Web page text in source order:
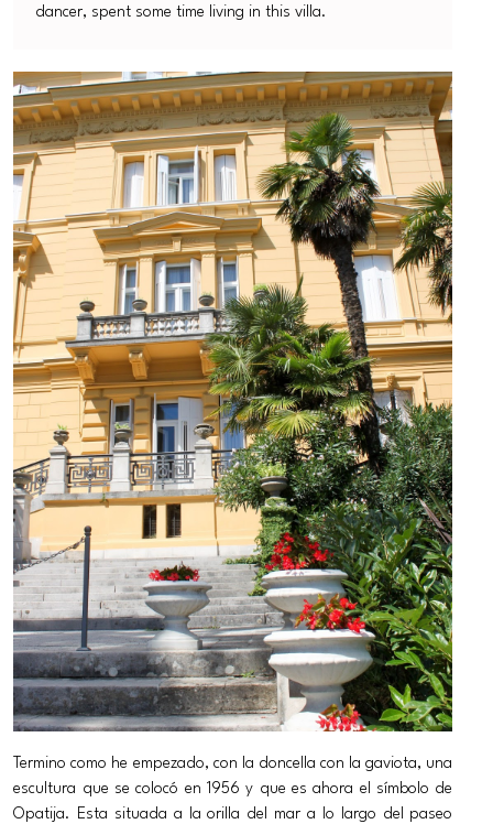
dancer, spent some time living in this villa.
Termino como he empezado, con la doncella con la gaviota, una
escultura que se colocó en 1956 y que es ahora el símbolo de
Opatija. Esta situada a la orilla del mar a lo largo del paseo